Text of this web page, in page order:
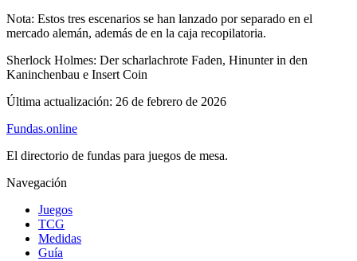
Nota: Estos tres escenarios se han lanzado por separado en el
mercado alemán, además de en la caja recopilatoria.
Sherlock Holmes: Der scharlachrote Faden, Hinunter in den
Kaninchenbau e Insert Coin
Última actualización: 26 de febrero de 2026
Fundas.online
El directorio de fundas para juegos de mesa.
Navegación
Juegos
TCG
Medidas
Guía